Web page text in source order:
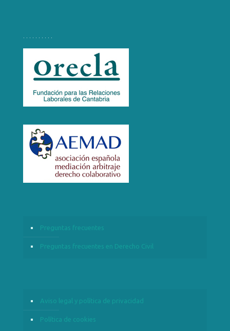
Preguntas frecuentes
Preguntas frecuentes en Derecho Civil
Aviso legal y política de privacidad
Política de cookies